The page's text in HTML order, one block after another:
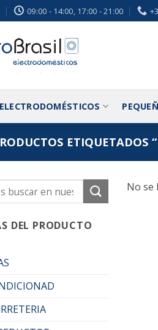
09:00 - 14:00, 17:00 - 21:00
ELECTRODOMÉSTICOS
ETIQUETADOS
DEL PRODUCTO
No se